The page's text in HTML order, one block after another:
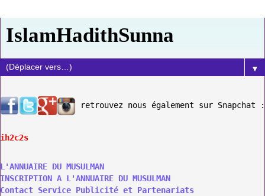
IslamHadithSunna
▼
retrouvez nous également sur Snapchat :
ih2c2s
L'ANNUAIRE DU MUSULMAN
INSCRIPTION A L'ANNUAIRE DU MUSULMAN
Contact Service Publicité et Partenariats